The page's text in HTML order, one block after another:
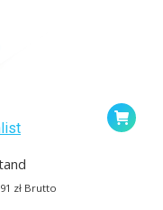
złBrutto